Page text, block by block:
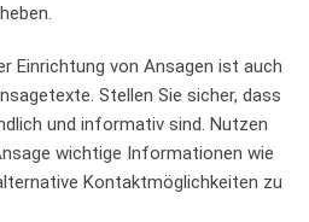
Einrichtung‌ von‍ Ansagen ist⁣ auch
Stellen Sie sicher, dass‍
und‍ informativ ⁣sind. ‌Nutzen
wichtige Informationen wie
Kontaktmöglichkeiten zu